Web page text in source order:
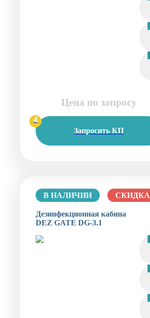
Цена по запросу
Запросить КП
В НАЛИЧИИ СКИДКА
Дезинфекционная кабина
DEZ GATE DG-3.1
4